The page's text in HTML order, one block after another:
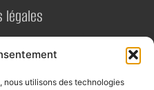
nous utilisons des technologies
légales